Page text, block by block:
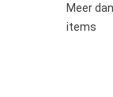
Meer dan
items